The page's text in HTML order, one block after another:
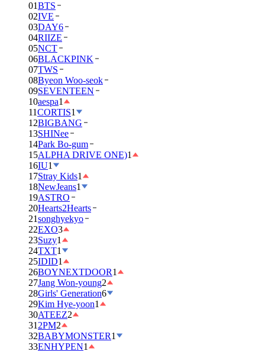
01BTS
02IVE
03DAY6
04RIIZE
05NCT
06BLACKPINK
07TWS
08Byeon Woo-seok
09SEVENTEEN
10aespa1
11CORTIS1
12BIGBANG
13SHINee
14Park Bo-gum
15ALPHA DRIVE ONE)1
16IU1
17Stray Kids1
18NewJeans1
19ASTRO
20Hearts2Hearts
21songhyekyo
22EXO3
23Suzy1
24TXT1
25IDID1
26BOYNEXTDOOR1
27Jang Won-young2
28Girls' Generation6
29Kim Hye-yoon1
30ATEEZ2
31 2PM2
32BABYMONSTER1
33ENHYPEN1